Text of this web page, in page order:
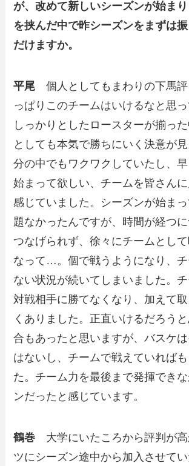
が、改めて新しいシーズンが始ま
を挟んだ中で昨シーズンをまずは
だけますか。
平尾 個人としてもまわりの下馬
っぱりこのチームはいけるなと思っ
しっかりとしたロースターが揃っ
としても本気で勝ちにいく決意が
分の中でもワクワクしていたし、
始まって欲しい、チームを皆さん
感じていました。シーズンが始ま
題なかったんですが、時間が経つ
つなげられず、徐々にチームとして
なって…。個で戦うようになり、チ
ない状況が続いてしまいました。
対戦相手に勝てなくなり、加えて
くありました。正直いけるだろう
合もあったと思いますが、バスケ
はないし、チームで戦えていれば
た。チーム力を最後まで発揮でき
ンだったと感じています。
鶴巻 大学にいたころから評判が高
ツにシーズン途中から加入させて